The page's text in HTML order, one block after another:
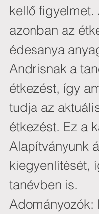
kellő figyelmet.
azonban az
édesanya
Andrisnak a
étkezést, így
tudja az
étkezést. Ez a
Alapítványunk
kiegyenlítését,
tanévben is.
Adományozók: